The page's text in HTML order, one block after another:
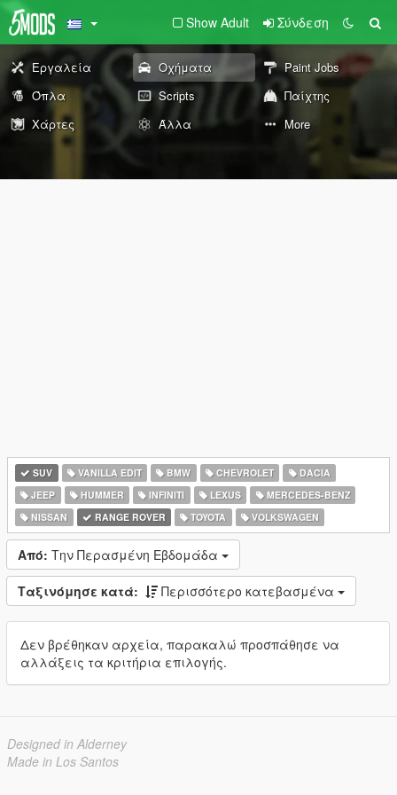
Show Adult Σύνδεση
Εργαλεία Οχήματα
Paint Jobs
Όπλα
Scripts
Παίχτης
Χάρτες
Άλλα More
SUV VANILLA EDIT BMW CHEVROLET
DACIA
JEEP
HUMMER INFINITI LEXUS
MERCEDES-BENZ
NISSAN
RANGE ROVER TOYOTA VOLKSWAGEN
Από: Την Περασμένη Εβδομάδα
Ταξινόμησε κατά: Περισσότερο κατεβασμένα
Δεν βρέθηκαν αρχεία, παρακαλώ προσπάθησε να
αλλάξεις τα κριτήρια επιλογής.
Designed in Alderney
Made in Los Santos